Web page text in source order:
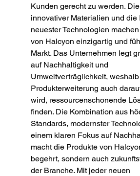
Kunden gerecht zu werden.
innovativer Materialien und die
neuester Technologien
von Halcyon einzigartig und
Markt. Das Unternehmen legt
auf Nachhaltigkeit und
Umweltverträglichkeit,
Produkterweiterung auch
wird, ressourcenschonende
finden. Die Kombination aus
Standards, modernster
einem klaren Fokus auf
macht die Produkte von
begehrt, sondern auch
der Branche. Mit jeder neuen